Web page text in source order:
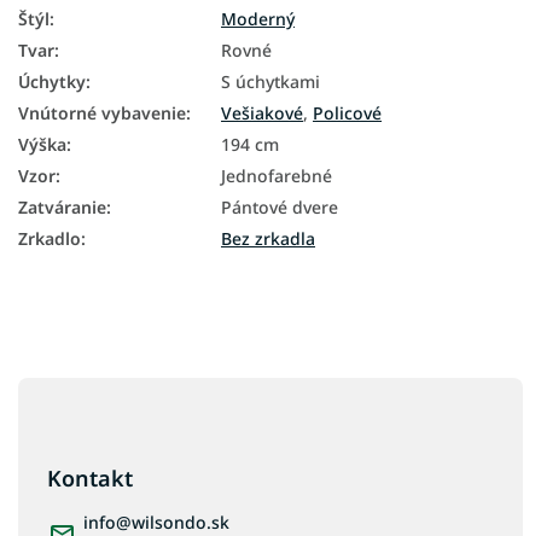
Štýl:
Moderný
Tvar:
Rovné
Úchytky:
S úchytkami
Vnútorné vybavenie: Vešiakové, Policové
Výška:
194 cm
Vzor:
Jednofarebné
Zatváranie:
Pántové dvere
Zrkadlo: Bez zrkadla
Kontakt
info@wilsondo.sk